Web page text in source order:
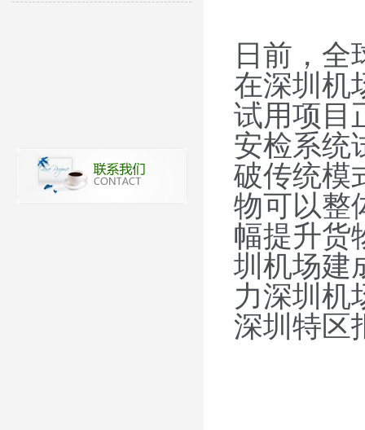
日前，全
在深圳机
试用项目
安检系统
破传统模
物可以整
幅提升货
圳机场建
力深圳机
深圳特区